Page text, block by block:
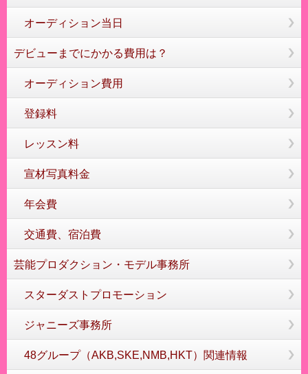
オーディション当日
デビューまでにかかる費用は？
オーディション費用
登録料
レッスン料
宣材写真料金
年会費
交通費、宿泊費
芸能プロダクション・モデル事務所
スターダストプロモーション
ジャニーズ事務所
48グループ（AKB,SKE,NMB,HKT）関連情報